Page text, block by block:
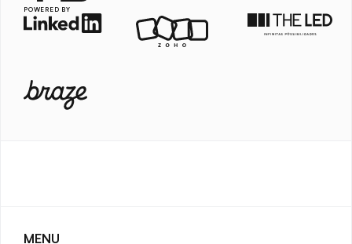
POWERED BY
MENU